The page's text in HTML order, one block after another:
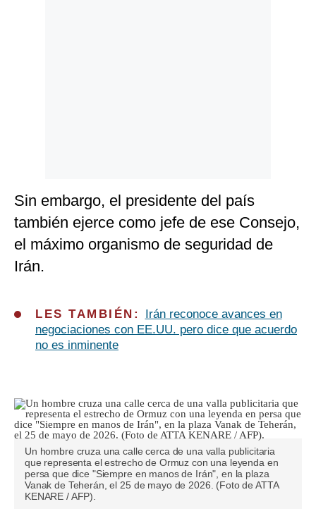
Sin embargo, el presidente del país
también ejerce como jefe de ese Consejo,
el máximo organismo de seguridad de
Irán.
LES TAMBIÉN:
Irán reconoce avances en
negociaciones con EE.UU. pero dice que acuerdo
no es inminente
Un hombre cruza una calle cerca de una valla publicitaria
que representa el estrecho de Ormuz con una leyenda en
persa que dice "Siempre en manos de Irán", en la plaza
Vanak de Teherán, el 25 de mayo de 2026. (Foto de ATTA
KENARE / AFP).